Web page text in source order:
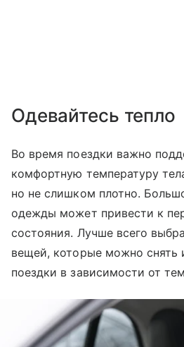
Одевайтесь тепло
Во время поездки важно
комфортную температуру
но не слишком плотно.
одежды может привести к
состояния. Лучше всего
вещей, которые можно снять
поездки в зависимости от